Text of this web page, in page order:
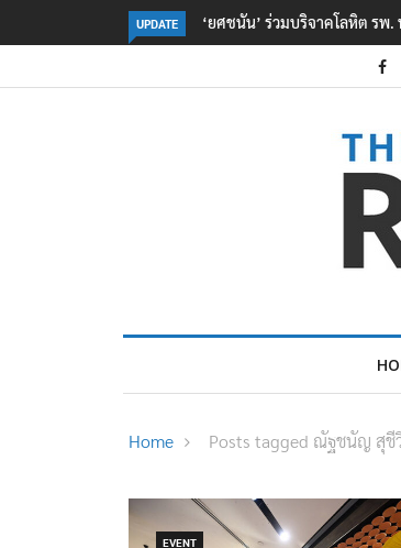
UPDATE
ล้า ช่วยเหยื่อเหตุ รร. เทพศิรินทร์ นนทบุรีตร. อยู่ระหว่างสอบส
เหตุเครียดเรื่องเรียน
Home Posts tagged ณัฐชนัญ สุชี
EVENT